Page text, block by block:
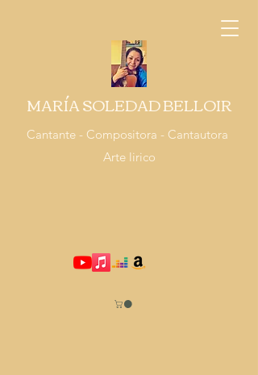
MARÍA SOLEDAD BELLOIR
Cantante - Compositora - Cantautora
Arte lirico